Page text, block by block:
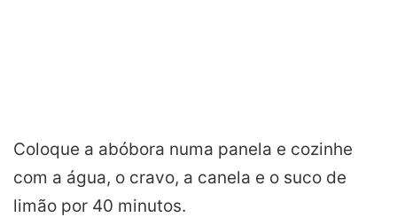
Coloque a abóbora numa panela e cozinhe
com a água, o cravo, a canela e o suco de
limão por 40 minutos.